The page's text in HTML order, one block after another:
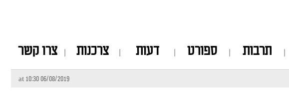
תרבות ספורט דעות צרכנות צרו קשר
06/08/2019 at 10:30